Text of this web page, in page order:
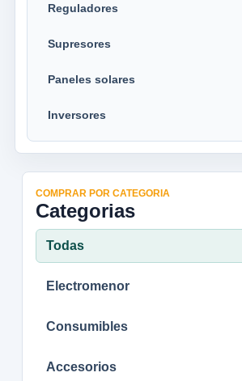
Reguladores
Supresores
Paneles solares
Inversores
COMPRAR POR CATEGORIA
Categorias
Todas
Electromenor
Consumibles
Accesorios